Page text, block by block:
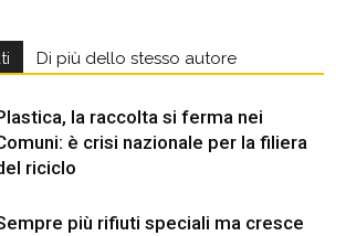
Di più dello stesso autore
la raccolta si ferma nei
è crisi nazionale per la filiera
riciclo
più rifiuti speciali ma cresce